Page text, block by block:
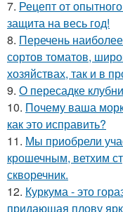
7. Рецепт от
защита на весь год!
8. Перечень
сортов томатов,
хозяйствах, так и в
9. О пересадке
10. Почему ваша
как это исправить?
11. Мы приобрели
крошечным, ветхим
скворечник.
12. Куркума - это
придающая плову